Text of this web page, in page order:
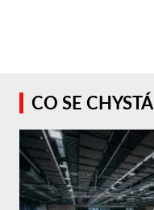
CO SE CHYSTÁ